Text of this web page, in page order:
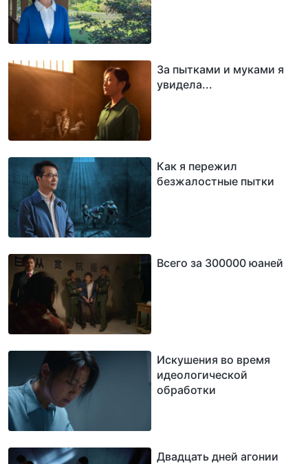
За пытками и муками я
увидела...
Как я пережил
безжалостные пытки
Всего за 300000 юаней
Искушения во время
идеологической
обработки
Двадцать дней агонии